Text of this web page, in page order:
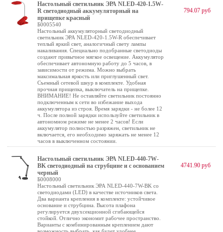
Настольный светильник ЭРА NLED-420-1.5W-
R светодиодный аккумуляторный на
прищепке красный
Б0005540
Настольный аккумуляторный светодиодный
светильник ЭРА NLED-420-1.5W-R обеспечивает
теплый яркий свет, аналогичный свету лампы
накаливания. Специально подобранные светодиоды
создают привычное мягкое освещение. Аккумулятор
обеспечивает автономную работу до 5 часов, в
зависимости от режима. Можно выбрать
максимальная яркость или приглушенный свет.
Съемный сетевой шнур в комплекте. Удобная
прочная прищепка, выключатель на прищепке.
ВНИМАНИЕ! Не оставляйте светильник постоянно
подключенным к сети во избежание выхода
аккумулятора из строя. Время зарядки - не более 12
ч. После полной зарядки используйте светильник в
автономном режиме не менее 2 часов! Если
аккумулятор полностью разряжен, светильник не
включается, его необходимо заряжать не менее 12
часов в выключенном состоянии.
794.07 руб
Настольный светильник ЭРА NLED-440-7W-
BK светодиодный на струбцине и с основанием
черный
Б0008000
Настольный светильник ЭРА NLED-440-7W-BK со
светодиодами (LED) в качестве источников света.
Два варианта крепления в комплекте: устойчивое
основание и струбцина. Высота плафона
регулируется двухсекционной сгибающейся
стойкой. Отлично экономит рабочее пространство.
Варианты с комбинированным креплением дают
4741.90 руб